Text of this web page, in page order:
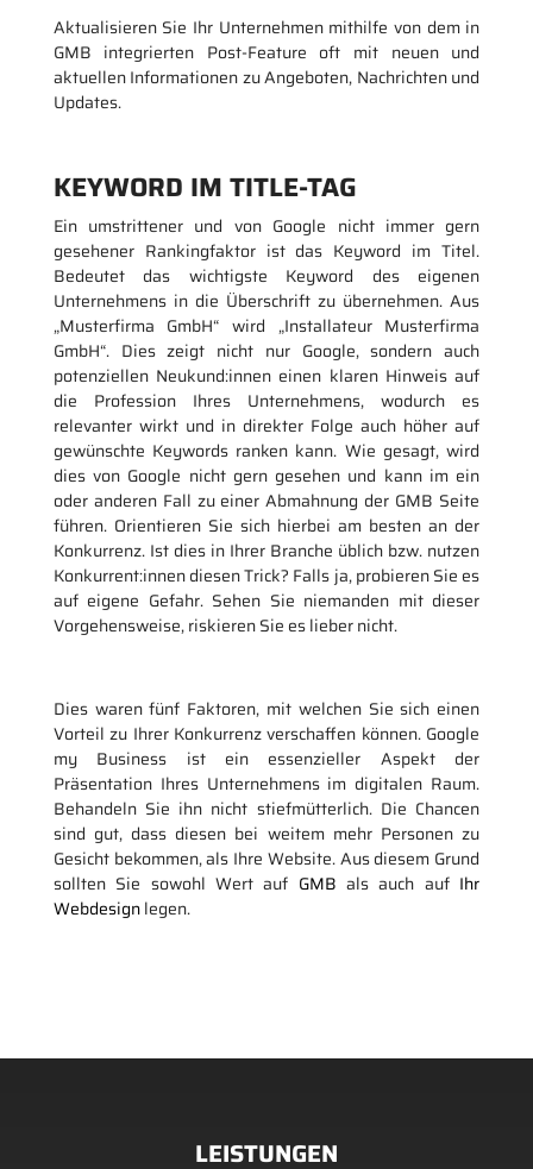
Aktualisieren Sie Ihr Unternehmen mithilfe von dem in
GMB integrierten Post-Feature oft mit neuen und
aktuellen Informationen zu Angeboten, Nachrichten und
Updates.
KEYWORD IM TITLE-TAG
Ein umstrittener und von Google nicht immer gern
gesehener Rankingfaktor ist das Keyword im Titel.
Bedeutet das wichtigste Keyword des eigenen
Unternehmens in die Überschrift zu übernehmen. Aus
„Musterfirma GmbH“ wird „Installateur Musterfirma
GmbH“. Dies zeigt nicht nur Google, sondern auch
potenziellen Neukund:innen einen klaren Hinweis auf
die Profession Ihres Unternehmens, wodurch es
relevanter wirkt und in direkter Folge auch höher auf
gewünschte Keywords ranken kann. Wie gesagt, wird
dies von Google nicht gern gesehen und kann im ein
oder anderen Fall zu einer Abmahnung der GMB Seite
führen. Orientieren Sie sich hierbei am besten an der
Konkurrenz. Ist dies in Ihrer Branche üblich bzw. nutzen
Konkurrent:innen diesen Trick? Falls ja, probieren Sie es
auf eigene Gefahr. Sehen Sie niemanden mit dieser
Vorgehensweise, riskieren Sie es lieber nicht.
Dies waren fünf Faktoren, mit welchen Sie sich einen
Vorteil zu Ihrer Konkurrenz verschaffen können. Google
my Business ist ein essenzieller Aspekt der
Präsentation Ihres Unternehmens im digitalen Raum.
Behandeln Sie ihn nicht stiefmütterlich. Die Chancen
sind gut, dass diesen bei weitem mehr Personen zu
Gesicht bekommen, als Ihre Website. Aus diesem Grund
sollten Sie sowohl Wert auf GMB als auch auf Ihr
Webdesignlegen.
LEISTUNGEN